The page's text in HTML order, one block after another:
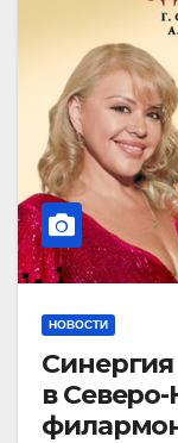
НОВОСТИ
в